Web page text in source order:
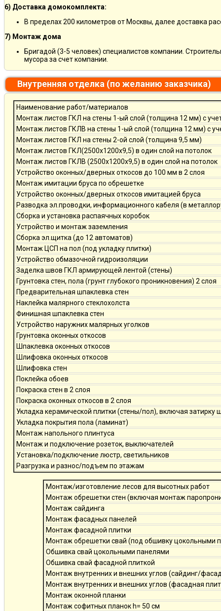
6) Доставка домокомплекта:
В пределах 200 километров от Москвы, далее доставка
7) Монтаж дома
Бригадой (3-5 человек) специалистов компании.
мусора за счет компании.
Внутренняя отделка (по желанию заказчика)
Наименование работ/материалов
Монтаж листов ГКЛ на стены 1-ый слой (толщина 12 мм) с
Монтаж листов ГКЛВ на стены 1-ый слой (толщина 12 мм) с
Монтаж листов ГКЛ на стены 2-ой слой (толщина 9,5 мм)
Монтаж листов ГКЛ(2500х1200х9,5) в один слой на потолок
Монтаж листов ГКЛВ (2500х1200х9,5) в один слой на потолок
Устройство оконных/дверных откосов до 100 мм в 2 слоя
Монтаж имитации бруса по обрешетке
Устройство оконных/дверных откосов имитацией бруса
Разводка эл.проводки, информационного кабеля (в
Сборка и установка распаячных коробок
Устройство и монтаж заземления
Сборка эл.щитка (до 12 автоматов)
Монтаж ЦСП на пол (под укладку плитки)
Устройство обмазочной гидроизоляции
Заделка швов ГКЛ армирующей лентой (стены)
Грунтовка стен, пола (грунт глубокого проникновения) 2 слоя
Предварительная шпаклевка стен
Наклейка малярного стеклохолста
Финишная шпаклевка стен
Устройство наружних малярных уголков
Грунтовка оконных откосов
Шпаклевка оконных откосов
Шлифовка оконных откосов
Шлифовка стен
Поклейка обоев
Покраска стен в 2 слоя
Покраска оконных откосов в 2 слоя
Укладка керамической плитки (стены/пол), включая затирку
Укладка покрытия пола (ламинат)
Монтаж напольного плинтуса
Монтаж и подключение розеток, выключателей
Установка/подключение люстр, светильников
Разгрузка и разнос/подъем по этажам
Монтаж/изготовление лесов для высотных работ
Монтаж обрешетки стен (включая монтаж
Монтаж сайдинга
Монтаж фасадных панелей
Монтаж фасадной плитки
Монтаж обрешетки свай (под обшивку цокольными
Обшивка свай цокольными панелями
Обшивка свай фасадной плиткой
Монтаж внутренних и внешних углов (сайдинг/
Монтаж внутренних и внешних углов (фасадная
Монтаж оконной планки
Монтаж софитных планок h= 50 см